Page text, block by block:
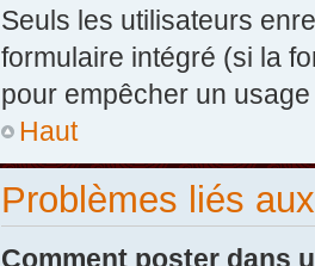
Seuls les utilisateurs
formulaire intégré (si la
pour empêcher un
Haut
Problèmes liés
Comment poster dans